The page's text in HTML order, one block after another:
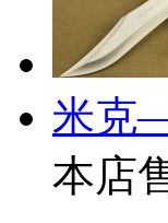
米克
本店